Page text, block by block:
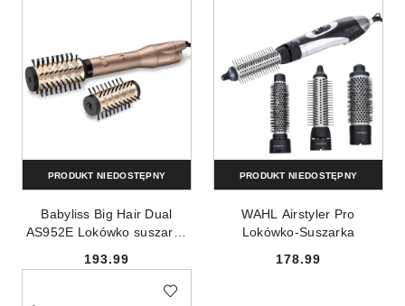
Babyliss Big Hair Dual
AS952E Lokówko suszarka
Cena:
193.99
PRODUKT NIEDOSTĘPNY
WAHL Airstyler Pro
Lokówko-Suszarka
178.99
PRODUKT NIEDOSTĘPNY